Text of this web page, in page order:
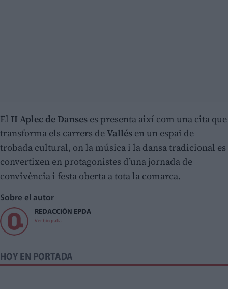
El II Aplec de Danses es presenta així com una cita que
transforma els carrers deVallés en un espai de
trobada cultural, on la música i la dansa tradicional es
convertixen en protagonistes d’una jornada de
convivència i festa oberta a tota la comarca.
Sobre el autor
REDACCIÓN EPDA
Ver biografía
HOY EN PORTADA